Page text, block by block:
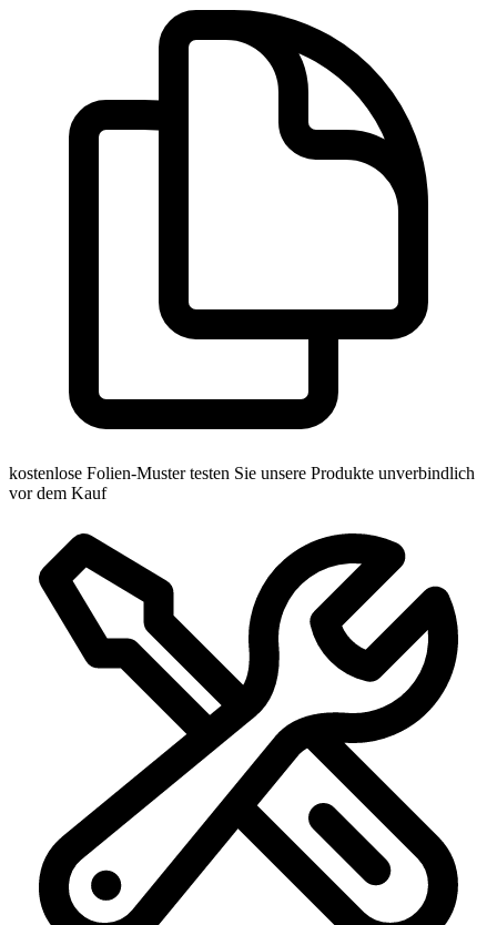
kostenlose Folien-Muster testen Sie unsere Produkte unverbindlich
vor dem Kauf